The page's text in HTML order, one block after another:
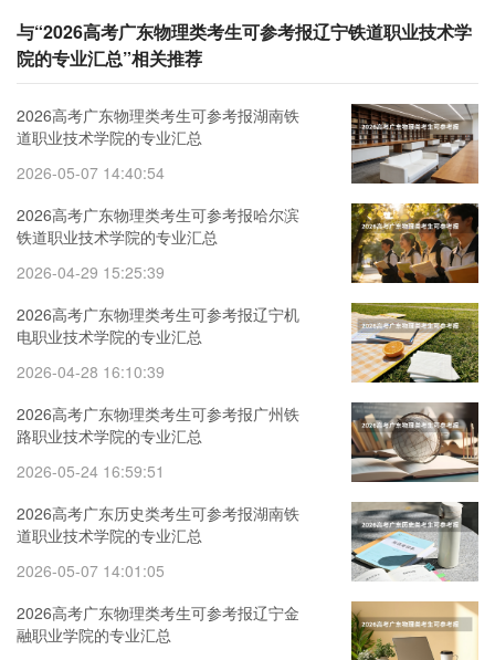
与“2026高考广东物理类考生可参考报辽宁铁道职业技术学
院的专业汇总”相关推荐
2026高考广东物理类考生可参考报湖南铁
道职业技术学院的专业汇总
2026-05-07 14:40:54
2026高考广东物理类考生可参考报哈尔滨
铁道职业技术学院的专业汇总
2026-04-29 15:25:39
2026高考广东物理类考生可参考报辽宁机
电职业技术学院的专业汇总
2026-04-28 16:10:39
2026高考广东物理类考生可参考报广州铁
路职业技术学院的专业汇总
2026-05-24 16:59:51
2026高考广东历史类考生可参考报湖南铁
道职业技术学院的专业汇总
2026-05-07 14:01:05
2026高考广东物理类考生可参考报辽宁金
融职业学院的专业汇总